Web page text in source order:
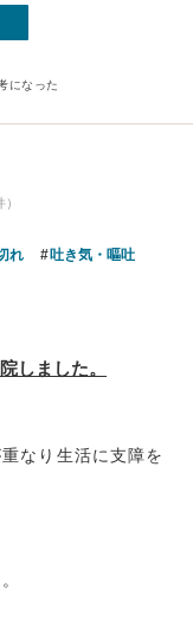
になった
れ
吐き気・嘔吐
しました。
なり生活に支障を